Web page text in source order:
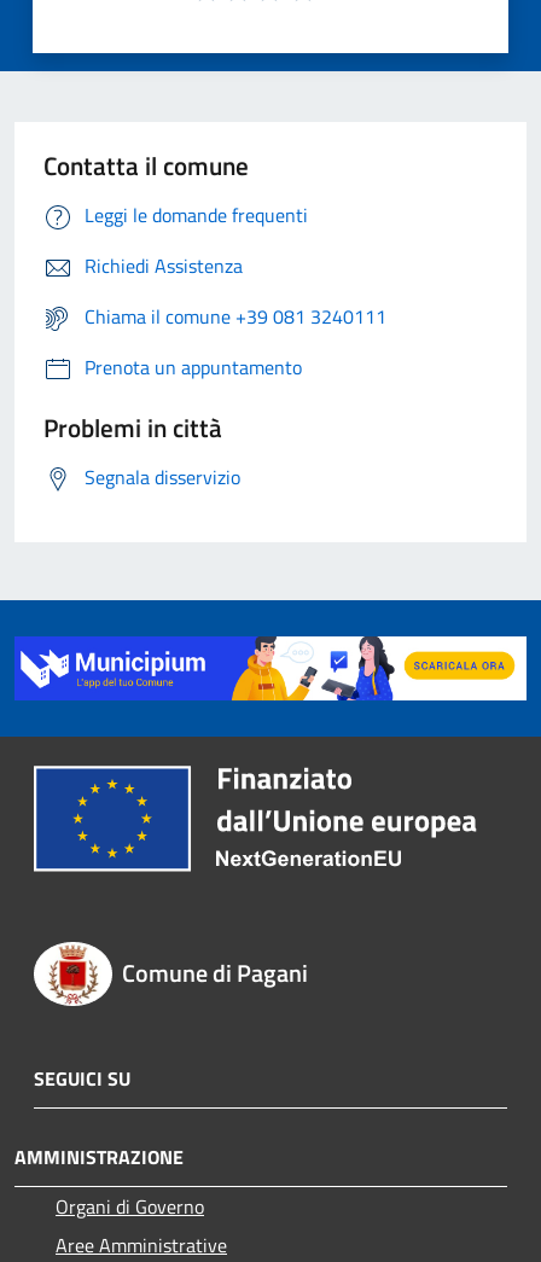
Contatta il comune
Leggi le domande frequenti
Richiedi Assistenza
Chiama il comune +39 081 3240111
Prenota un appuntamento
Problemi in città
Segnala disservizio
Comune di Pagani
SEGUICI SU
AMMINISTRAZIONE
Organi di Governo
Aree Amministrative